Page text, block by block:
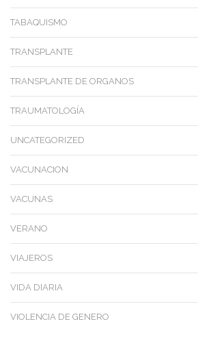
TABAQUISMO
TRANSPLANTE
TRANSPLANTE DE ORGANOS
TRAUMATOLOGÍA
UNCATEGORIZED
VACUNACION
VACUNAS
VERANO
VIAJEROS
VIDA DIARIA
VIOLENCIA DE GENERO